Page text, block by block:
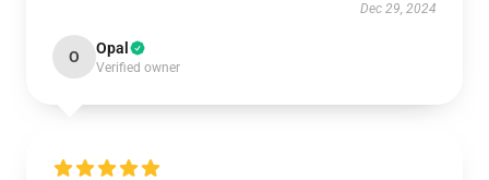
Dec 29, 2024
O Opal
Verified owner